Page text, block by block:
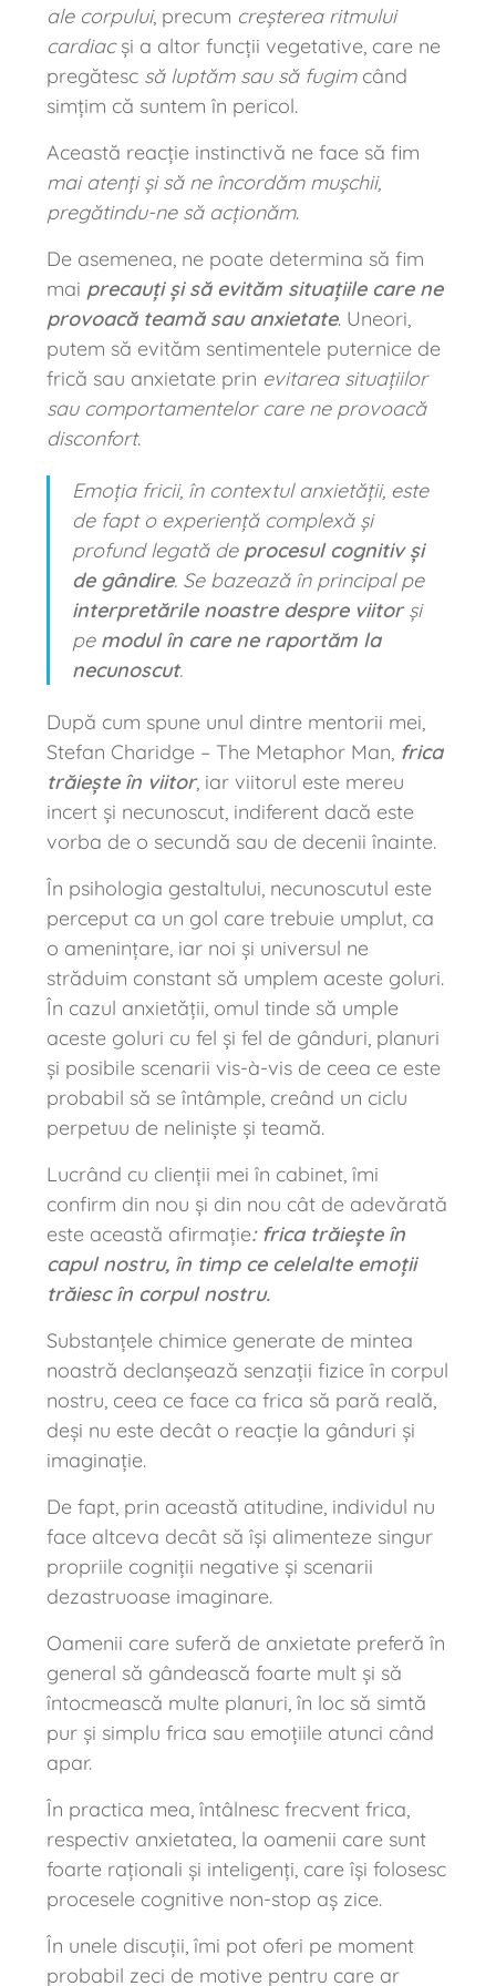
ale corpului, precum creșterea ritmului
cardiacși a altor funcții vegetative, care ne
pregătesc să luptăm sau să fugimcând
simțim că suntem în pericol.
Această reacție instinctivă ne face să fim
mai atenți și să ne încordăm mușchii,
pregătindu-nesă acționăm.
De asemenea, ne poate determina să fim
mai precauți și să evităm situațiile care ne
provoacă teamă sau anxietate. Uneori,
putem să evităm sentimentele puternice de
frică sau anxietate prin evitarea situațiilor
sau comportamentelor care ne provoacă
disconfort.
Emoția fricii, în contextul anxietății, este
de fapt o experiență complexă și
profund legată de procesul cognitiv și
de gândire. Se bazează în principal pe
interpretările noastre despre viitorși
pe modul în care ne raportăm la
necunoscut.
După cum spune unul dintre mentorii mei,
Stefan Charidge – The Metaphor Man, frica
trăiește în viitor, iar viitorul este mereu
incert și necunoscut, indiferent dacă este
vorba de o secundă sau de decenii înainte.
În psihologia gestaltului, necunoscutul este
perceput ca un gol care trebuie umplut, ca
o amenințare, iar noi și universul ne
străduim constant să umplem aceste goluri.
În cazul anxietății, omul tinde să umple
aceste goluri cu fel și fel de gânduri, planuri
și posibile scenarii vis-à-vis de ceea ce este
probabil să se întâmple, creând un ciclu
perpetuu de neliniște și teamă.
Lucrând cu clienții mei în cabinet, îmi
confirm din nou și din nou cât de adevărată
este această afirmație: frica trăiește în
capul nostru, în timp ce celelalte emoții
trăiesc în corpul nostru.
Substanțele chimice generate de mintea
noastră declanșează senzații fizice în corpul
nostru, ceea ce face ca frica să pară reală,
deși nu este decât o reacție la gânduri și
imaginație.
De fapt, prin această atitudine, individul nu
face altceva decât să își alimenteze singur
propriile cogniții negative și scenarii
dezastruoase imaginare.
Oamenii care suferă de anxietate preferă în
general să gândească foarte mult și să
întocmească multe planuri, în loc să simtă
pur și simplu frica sau emoțiile atunci când
apar.
În practica mea, întâlnesc frecvent frica,
respectiv anxietatea, la oamenii care sunt
foarte raționali și inteligenți, care își folosesc
procesele cognitive non-stop aș zice.
În unele discuții, îmi pot oferi pe moment
probabil zeci de motive pentru care ar